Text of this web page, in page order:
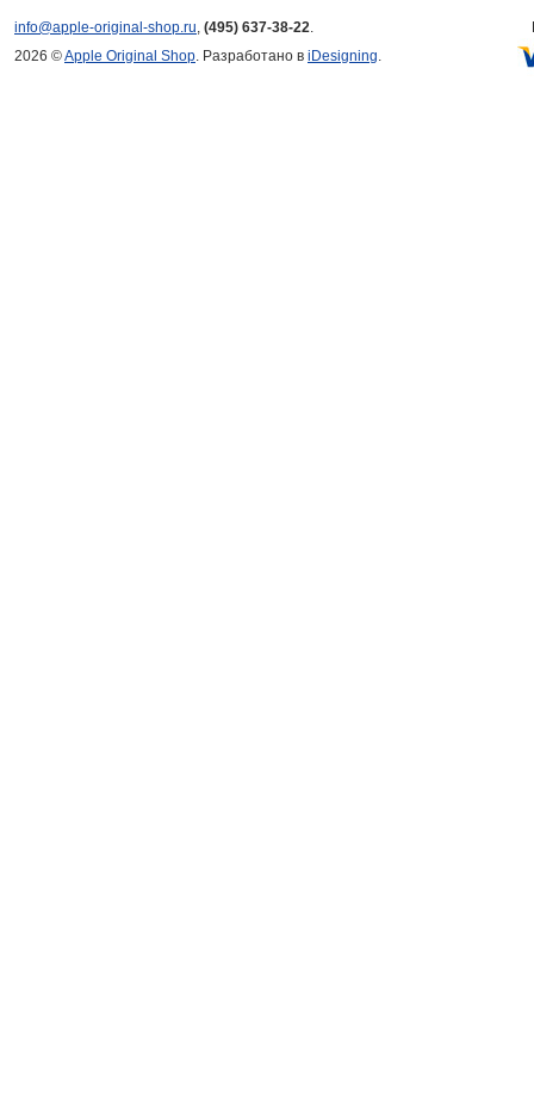
info@apple-original-shop.ru, (495) 637-38-22.
2026 ©Apple Original Shop. Разработано в iDesigning.